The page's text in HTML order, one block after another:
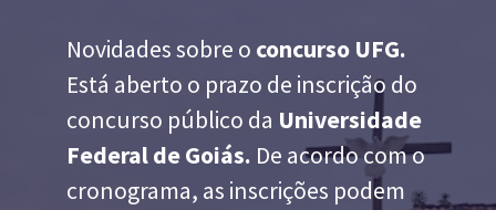
Novidades sobre o concurso UFG.
Está aberto o prazo de inscrição do
concurso público da Universidade
Federal de Goiás. De acordo com o
cronograma, as inscrições podem